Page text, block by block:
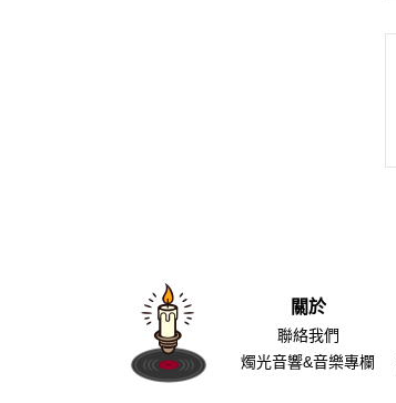
關於
聯絡我們
燭光音響&音樂專欄